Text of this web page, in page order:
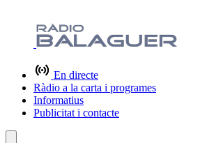
En directe
Ràdio a la carta i programes
Informatius
Publicitat i contacte